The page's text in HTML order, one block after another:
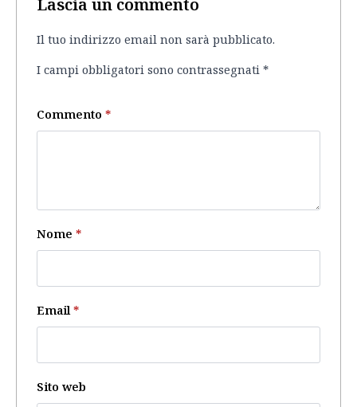
Lascia un commento
Il tuo indirizzo email non sarà pubblicato.
I campi obbligatori sono contrassegnati *
Commento *
Nome *
Email *
Sito web